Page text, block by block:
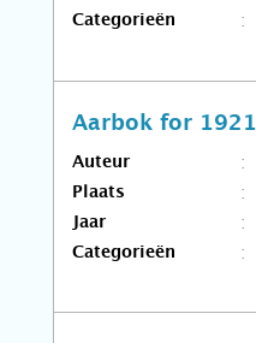
Categorieën
Aarbok for
Auteur
Plaats
Jaar
Categorieën